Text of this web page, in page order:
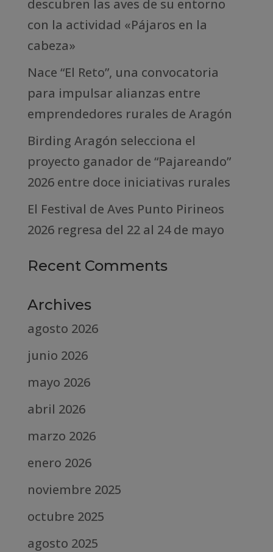
descubren las aves de su entorno
con la actividad «Pájaros en la
cabeza»
Nace “El Reto”, una convocatoria
para impulsar alianzas entre
emprendedores rurales de Aragón
Birding Aragón selecciona el
proyecto ganador de “Pajareando”
2026 entre doce iniciativas rurales
El Festival de Aves Punto Pirineos
2026 regresa del 22 al 24 de mayo
Recent Comments
Archives
agosto 2026
junio 2026
mayo 2026
abril 2026
marzo 2026
enero 2026
noviembre 2025
octubre 2025
agosto 2025